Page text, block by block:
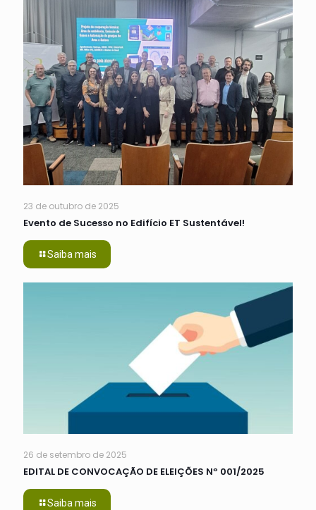
23 de outubro de 2025
Evento de Sucesso no Edifício ET Sustentável!
Saiba mais
26 de setembro de 2025
EDITAL DE CONVOCAÇÃO DE ELEIÇÕES Nº 001/2025
Saiba mais